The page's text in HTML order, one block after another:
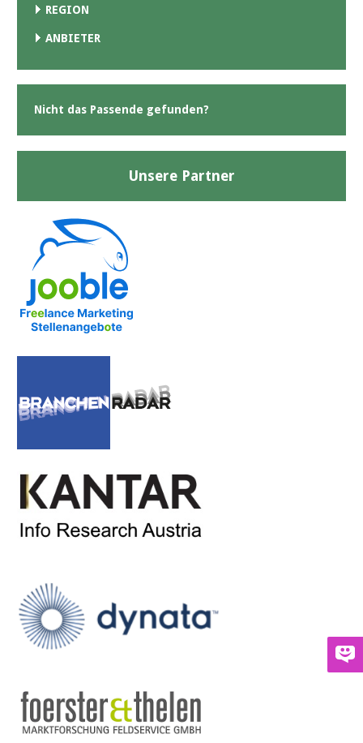
REGION
ANBIETER
Nicht das Passende gefunden?
Unsere Partner